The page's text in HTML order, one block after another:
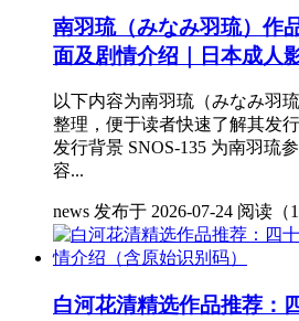
南羽琉（みなみ羽琉）作
面及剧情介绍｜日本成人
以下内容为南羽琉（みなみ羽
整理，便于读者快速了解其发
发行背景 SNOS-135 为南羽琉
容...
news 发布于 2026-07-24 阅读（
白河花清精选作品推荐：